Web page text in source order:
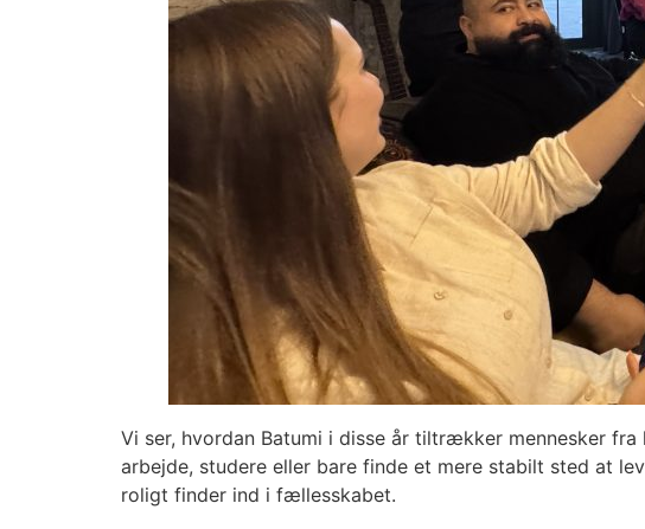
Vi ser, hvordan Batumi i disse år tiltrækker mennesker
arbejde, studere eller bare finde et mere stabilt sted at
roligt finder ind i fællesskabet.